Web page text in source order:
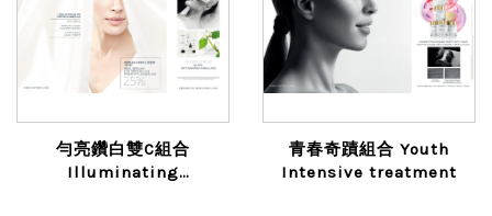
勻亮鑽白雙C組合
Illuminating
青春奇蹟組合 Youth
Intensive treatment